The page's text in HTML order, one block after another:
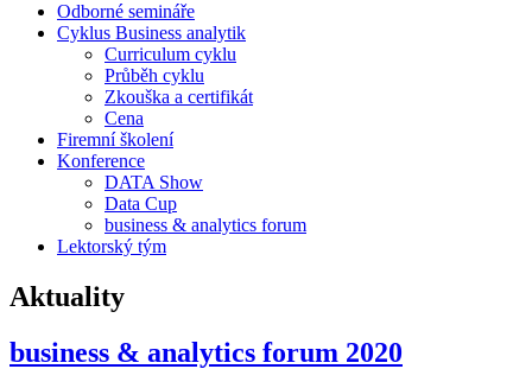
Odborné semináře
Cyklus Business analytik
Curriculum cyklu
Průběh cyklu
Zkouška a certifikát
Cena
Firemní školení
Konference
DATA Show
Data Cup
business & analytics forum
Lektorský tým
Aktuality
business & analytics forum 2020